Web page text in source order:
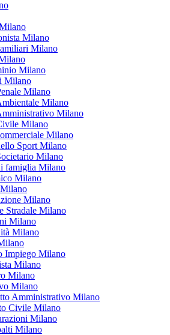
Milano
Milano
Milano
Milano
Milano
Milano
Milano
Milano
Milano
Sport Milano
Milano
famiglia Milano
Milano
Milano
Stradale Milano
Milano
Milano
Impiego Milano
Milano
Milano
Milano
Amministrativo Milano
Civile Milano
Milano
Milano